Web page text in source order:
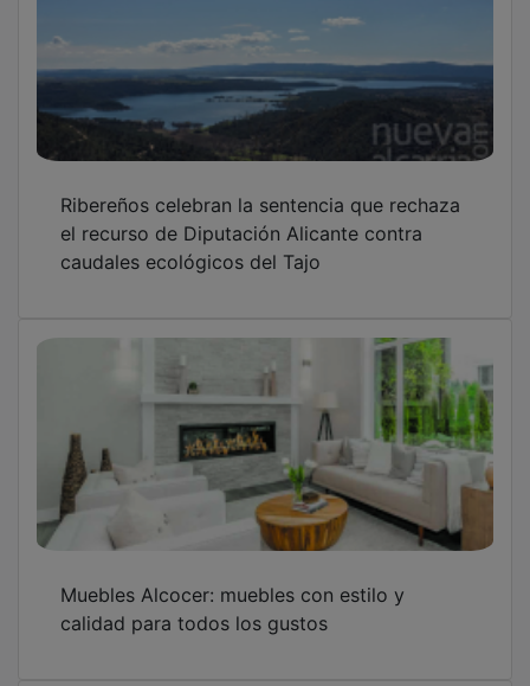
el recurso de Diputación Alicante contra
caudales ecológicos del Tajo
calidad para todos los gustos